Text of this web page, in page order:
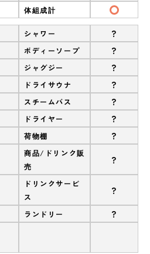
体組成計
シャワー ?
ボディーソープ ?
ジャグジー ?
ドライサウナ ?
スチームバス ?
ドライヤー ?
荷物棚 ?
商品/ドリンク販
売
?
ドリンクサービ
ス
?
ランドリー ?